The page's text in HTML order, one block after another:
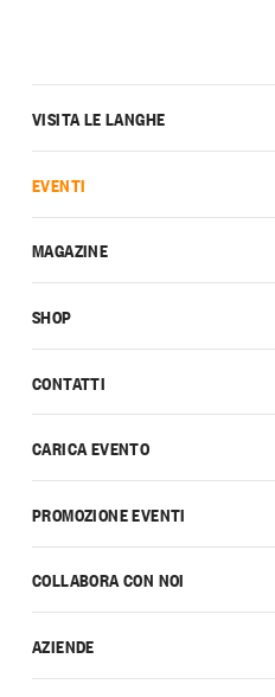
CONTATTI
CARICA EVENTO
PROMOZIONE EVENTI
COLLABORA CON NOI
AZIENDE
VISITA LE LANGHE
EVENTI
MAGAZINE
SHOP